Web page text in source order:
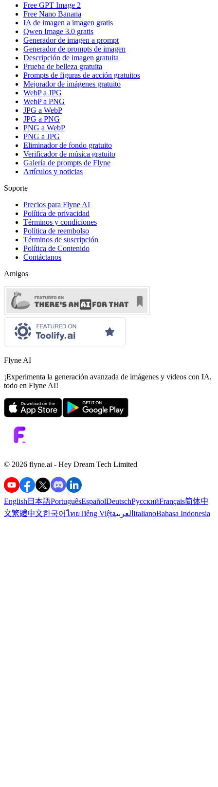
Free GPT Image 2
Free Nano Banana
IA de imagen a imagen gratis
Qwen Image 3.0 gratis
Generador de imagen a prompt
Generador de prompts de imagen
Descripción de imagen gratuita
Prueba de belleza gratuita
Prompts de figuras de acción gratuitos
Mejorador de imágenes gratuito
WebP a JPG
WebP a PNG
JPG a WebP
JPG a PNG
PNG a WebP
PNG a JPG
Eliminador de fondo gratuito
Verificador de música gratuito
Galería de prompts de Flyne
Artículos y noticias
Soporte
Precios para Flyne AI
Política de privacidad
Términos y condiciones
Política de reembolso
Términos de suscripción
Política de Contenido
Contáctanos
Amigos
Flyne AI
¡Experimenta la generación avanzada de imágenes y videos con IA,
todo en Flyne AI!
©️ 2026 flyne.ai - Hey Dream Tech Limited
English 日本語PortuguêsEspañolDeutschРусскийFrançais简体中
文繁體中文한국어ไทยTiếng Việtالعربية ItalianoBahasa Indonesia